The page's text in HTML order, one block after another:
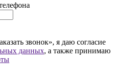
звонок», я даю согласие
данных, а также принимаю